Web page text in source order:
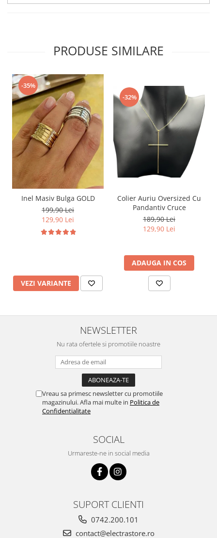
PRODUSE SIMILARE
-35%
Inel Masiv Bulga GOLD
199,90 Lei
129,90 Lei
VEZI VARIANTE
-32%
Colier Auriu Oversized Cu
Pandantiv Cruce
189,90 Lei
129,90 Lei
ADAUGA IN COS
NEWSLETTER
Nu rata ofertele si promotiile noastre
Vreau sa primesc newsletter cu promotiile
magazinului. Afla mai multe in Politica de
Confidentialitate
SOCIAL
Urmareste-ne in social media
SUPORT CLIENTI
0742.200.101
contact@electrastore.ro